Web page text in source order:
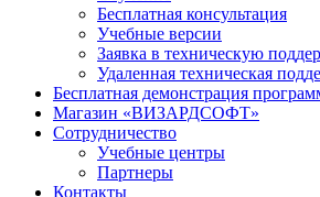
Бесплатная консультация
Учебные версии
Заявка в техническую
Удаленная техническая
Бесплатная демонстрация
Магазин «ВИЗАРДСОФТ»
Сотрудничество
Учебные центры
Партнеры
Контакты